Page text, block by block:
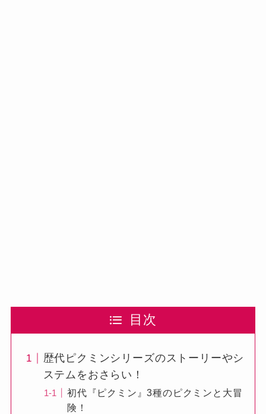
目次
歴代ピクミンシリーズのストーリーやシ
ステムをおさらい！
初代『ピクミン』3種のピクミンと大冒
険！